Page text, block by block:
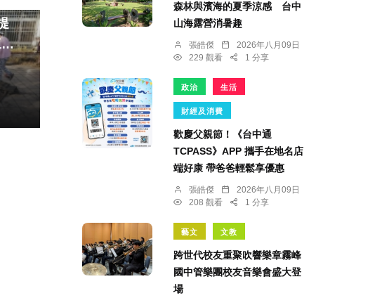
森林與濱海的夏季涼感 台中
山海露營消暑趣
張皓傑
2026年八月09日
229 觀看
1 分享
政治 生活
財經及消費
歡慶父親節！《台中通
TCPASS》APP 攜手在地名店
端好康 帶爸爸輕鬆享優惠
張皓傑
2026年八月09日
208 觀看
1 分享
藝文 文教
跨世代校友重聚吹響樂章霧峰
國中管樂團校友音樂會盛大登
場